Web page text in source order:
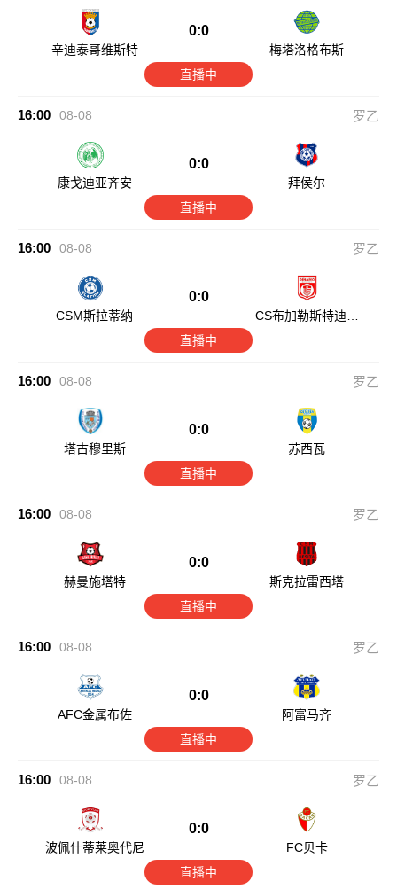
辛迪泰哥维斯特
0:0
梅塔洛格布斯
直播中
16:00 08-08 罗乙
康戈迪亚齐安
0:0
拜侯尔
直播中
16:00 08-08 罗乙
CSM斯拉蒂纳
0:0
CS布加勒斯特迪纳
直播中
16:00 08-08 罗乙
塔古穆里斯
0:0
苏西瓦
直播中
16:00 08-08 罗乙
赫曼施塔特
0:0
斯克拉雷西塔
直播中
16:00 08-08 罗乙
AFC金属布佐
0:0
阿富马齐
直播中
16:00 08-08 罗乙
波佩什蒂莱奥代尼
0:0
FC贝卡
直播中